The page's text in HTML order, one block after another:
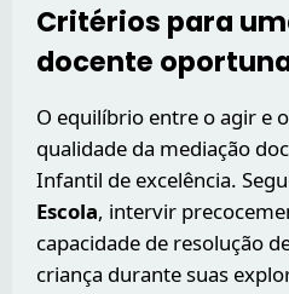
Critérios para
docente
O equilíbrio entre o agir e
qualidade da mediação
Infantil de excelência.
Escola, intervir
capacidade de resolução
criança durante suas